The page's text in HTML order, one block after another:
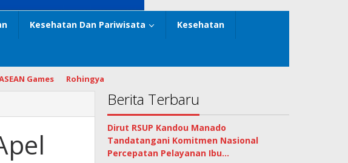
Kesehatan Dan Pariwisata Kesehatan
Games Rohingya
Berita Terbaru
Dirut RSUP Kandou Manado
Tandatangani Komitmen Nasional
Percepatan Pelayanan Ibu…